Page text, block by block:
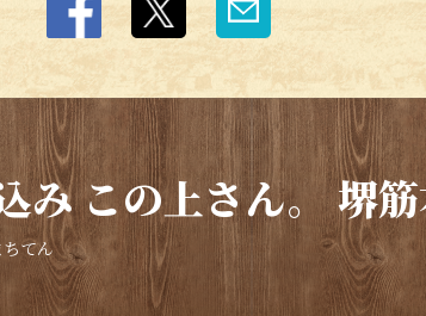
この上さん。 堺
てん